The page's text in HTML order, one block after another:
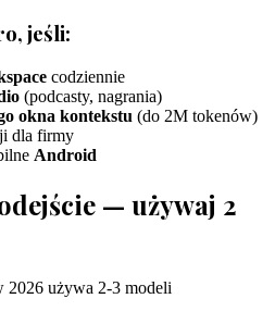
jeśli:
codziennie
(podcasty, nagrania)
okna kontekstu (do 2M tokenów)
dla firmy
Android
— używaj 2
2026 używa 2-3 modeli